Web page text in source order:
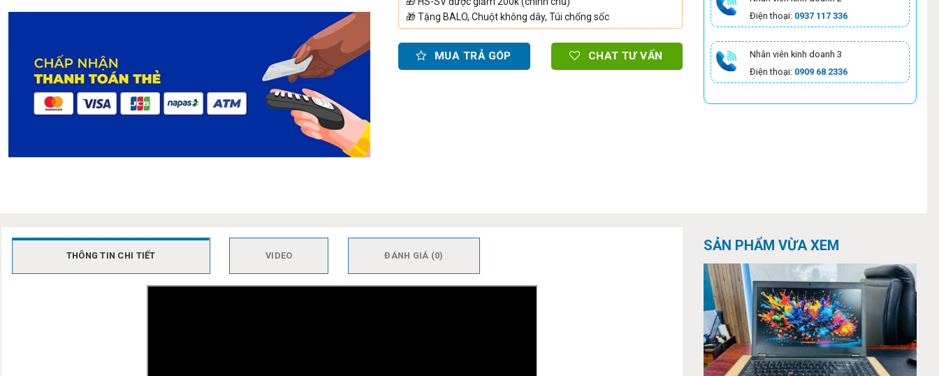
🎁Tặng BALO, Chuột không dây, Túi chống sốc
MUA TRẢ GÓP CHAT TƯ VẤN
Điện thoại: 0937 117 336
Nhân viên kinh doanh 3
Điện thoại: 0909 68 2336
THÔNG TIN CHI TIẾT VIDEO ĐÁNH GIÁ (0)
SẢN PHẨM VỪA XEM